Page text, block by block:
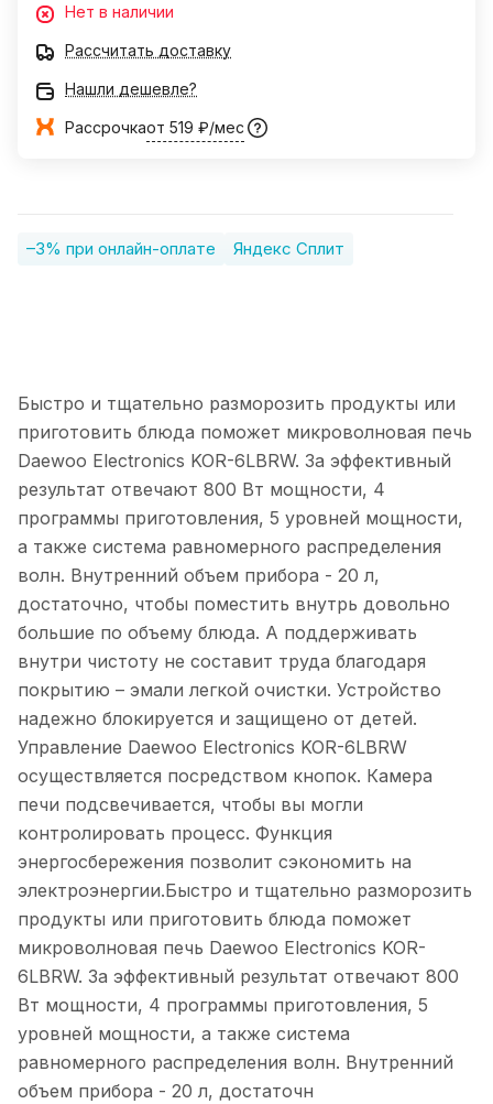
Нет в наличии
Рассчитать доставку
Нашли дешевле?
Рассрочкаот 519 ₽/мес
–3% при онлайн-оплате Яндекс Сплит
Быстро и тщательно разморозить продукты или
приготовить блюда поможет микроволновая печь
Daewoo Electronics KOR-6LBRW. За эффективный
результат отвечают 800 Вт мощности, 4
программы приготовления, 5 уровней мощности,
а также система равномерного распределения
волн. Внутренний объем прибора - 20 л,
достаточно, чтобы поместить внутрь довольно
большие по объему блюда. А поддерживать
внутри чистоту не составит труда благодаря
покрытию – эмали легкой очистки. Устройство
надежно блокируется и защищено от детей.
Управление Daewoo Electronics KOR-6LBRW
осуществляется посредством кнопок. Камера
печи подсвечивается, чтобы вы могли
контролировать процесс. Функция
энергосбережения позволит сэкономить на
электроэнергии.Быстро и тщательно разморозить
продукты или приготовить блюда поможет
микроволновая печь Daewoo Electronics KOR-
6LBRW. За эффективный результат отвечают 800
Вт мощности, 4 программы приготовления, 5
уровней мощности, а также система
равномерного распределения волн. Внутренний
объем прибора - 20 л, достаточн